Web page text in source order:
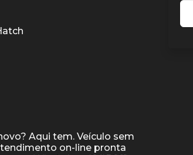
Aqui tem. Veículo sem
on-line pronta